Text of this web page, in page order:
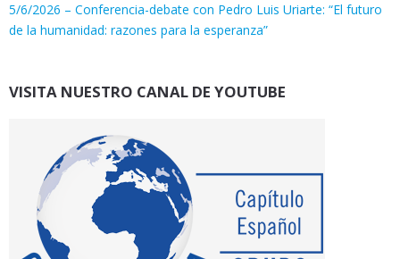
5/6/2026 – Conferencia-debate con Pedro Luis Uriarte: “El futuro
de la humanidad: razones para la esperanza”
VISITA NUESTRO CANAL DE YOUTUBE